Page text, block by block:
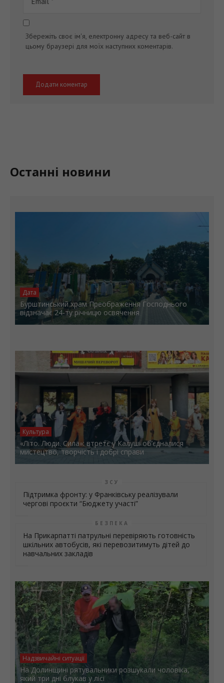
Збережіть своє ім'я, електронну адресу та веб-сайт в
цьому браузері для моїх наступних коментарів.
відзначає 24-ту річницю освячення
«Літо. Люди. Сила»: втретє у Калуші об’єдналися
чергові проєкти “Бюджету участі”
шкільних автобусів, які перевозитимуть дітей до
навчальних закладів